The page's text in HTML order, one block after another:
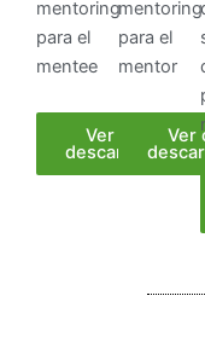
mentoring
para el
mentee
Ver o
descargar
mentoring
para el
mentor
Ver